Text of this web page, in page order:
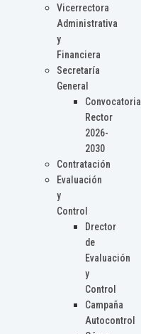
Vicerrectora
Administrativa
y
Financiera
Secretaría
General
Convocatoria
Rector
2026-
2030
Contratación
Evaluación
y
Control
Drector
de
Evaluación
y
Control
Campaña
Autocontrol